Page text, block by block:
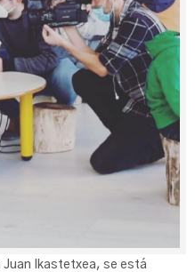
Juan Ikastetxea, se está